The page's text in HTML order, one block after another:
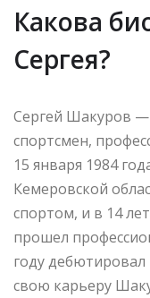
Какова
Сергея?
Сергей Шакуров —
спортсмен,
15 января 1984
Кемеровской
спортом, и в 14
прошел
году дебютировал
свою карьеру